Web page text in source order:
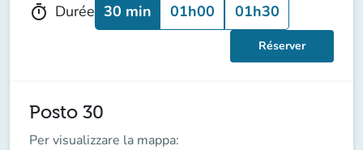
timer Durée 30 min 01h00 01h30
Réserver
Posto 30
Per visualizzare la mappa: